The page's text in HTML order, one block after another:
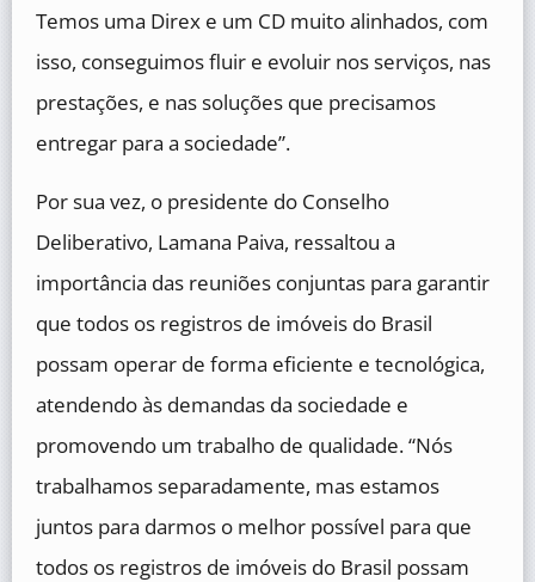
Temos uma Direx e um CD muito alinhados, com
isso, conseguimos fluir e evoluir nos serviços, nas
prestações, e nas soluções que precisamos
entregar para a sociedade”.
Por sua vez, o presidente do Conselho
Deliberativo, Lamana Paiva, ressaltou a
importância das reuniões conjuntas para garantir
que todos os registros de imóveis do Brasil
possam operar de forma eficiente e tecnológica,
atendendo às demandas da sociedade e
promovendo um trabalho de qualidade. “Nós
trabalhamos separadamente, mas estamos
juntos para darmos o melhor possível para que
todos os registros de imóveis do Brasil possam